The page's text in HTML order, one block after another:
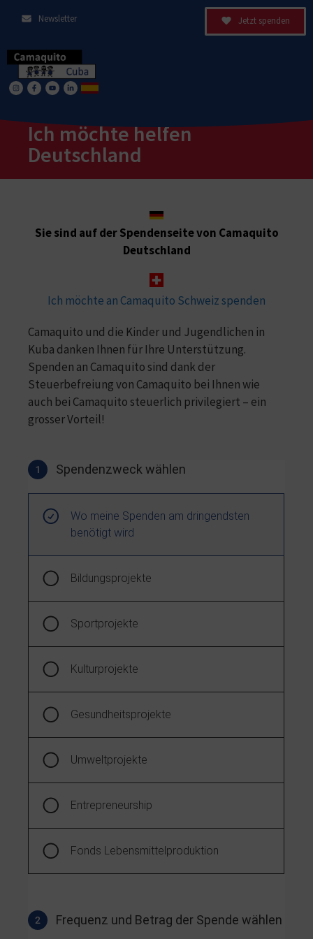
Newsletter Jetzt spenden
Ich möchte helfen
Deutschland
Sie sind auf der Spendenseite von Camaquito
Deutschland
Ich möchte an Camaquito Schweiz spenden
Camaquito und die Kinder und Jugendlichen in
Kuba danken Ihnen für Ihre Unterstützung.
Spenden an Camaquito sind dank der
Steuerbefreiung von Camaquito bei Ihnen wie
auch bei Camaquito steuerlich privilegiert – ein
grosser Vorteil!
1 Spendenzweck wählen
Wo meine Spenden am dringendsten
benötigt wird
Bildungsprojekte
Sportprojekte
Kulturprojekte
Gesundheitsprojekte
Umweltprojekte
Entrepreneurship
Fonds Lebensmittelproduktion
2 Frequenz und Betrag der Spende wählen